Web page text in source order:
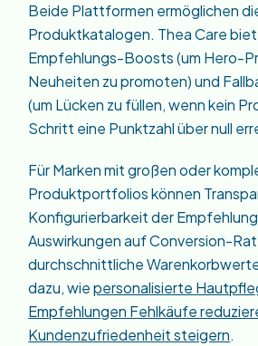
Beide Plattformen ermöglichen
Produktkatalogen. Thea Care
Empfehlungs-Boosts (um Hero-
Neuheiten zu promoten) und
(um Lücken zu füllen, wenn kein
Schritt eine Punktzahl über null
Für Marken mit großen oder
Produktportfolios können
Konfigurierbarkeit der
Auswirkungen auf Conversion-
durchschnittliche
dazu, wiepersonalisierte
Empfehlungen Fehlkäufe
Kundenzufriedenheit steigern.